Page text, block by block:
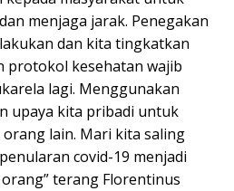
menjaga jarak. Penegakan
dan kita tingkatkan
protokol kesehatan wajib
lagi. Menggunakan
upaya kita pribadi untuk
lain. Mari kita saling
covid-19 menjadi
terang Florentinus